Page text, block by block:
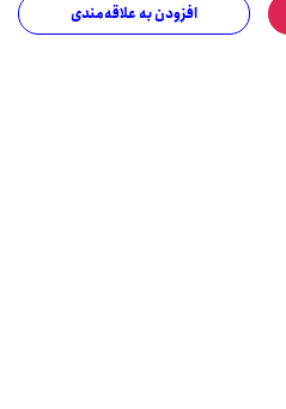
افزودن به علاقه‌مندی